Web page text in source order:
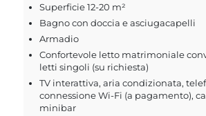
Superficie 12-20 m²
Bagno con doccia e asciugacapelli
Armadio
Confortevole letto matrimoniale
letti singoli (su richiesta)
TV interattiva, aria condizionata,
connessione Wi-Fi (a pagamento),
minibar